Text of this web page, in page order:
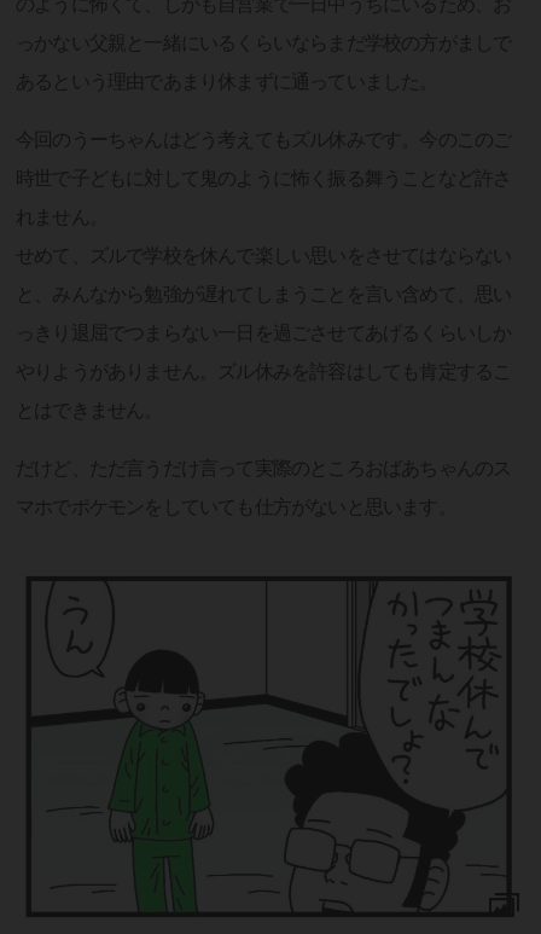
っかない父親と一緒にいるくらいならまだ学校の方がましで
あるという理由であまり休まずに通っていました。
今回のうーちゃんはどう考えてもズル休みです。今のこのご
時世で子どもに対して鬼のように怖く振る舞うことなど許さ
れません。
せめて、ズルで学校を休んで楽しい思いをさせてはならない
と、みんなから勉強が遅れてしまうことを言い含めて、思い
っきり退屈でつまらない一日を過ごさせてあげるくらいしか
やりようがありません。ズル休みを許容はしても肯定するこ
とはできません。
だけど、ただ言うだけ言って実際のところおばあちゃんのス
マホでポケモンをしていても仕方がないと思います。